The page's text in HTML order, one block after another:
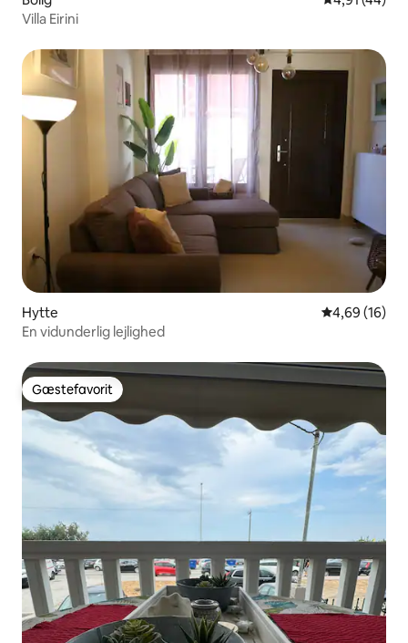
Villa Eirini
Hytte 4,69 ud af 5 i
4,69 (16)
En vidunderlig lejlighed
Gæstefavorit
Gæstefavorit